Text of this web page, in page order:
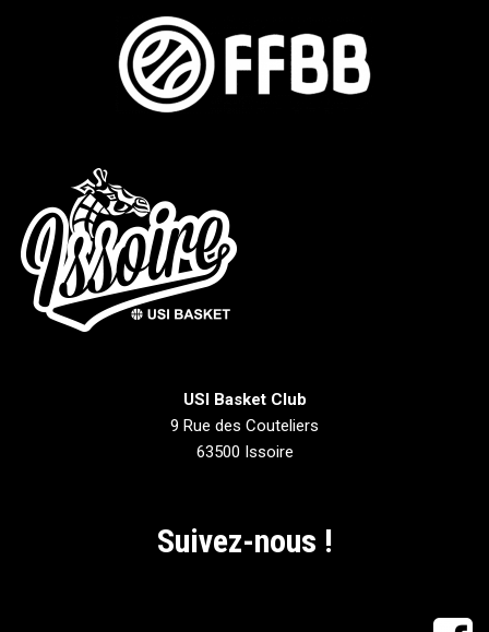
USI Basket Club
9 Rue des Couteliers
63500 Issoire
Suivez-nous !